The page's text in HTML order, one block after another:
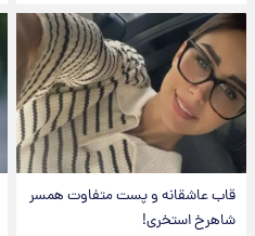
قاب عاشقانه و پست متفاوت همسر
شاهرخ استخری!